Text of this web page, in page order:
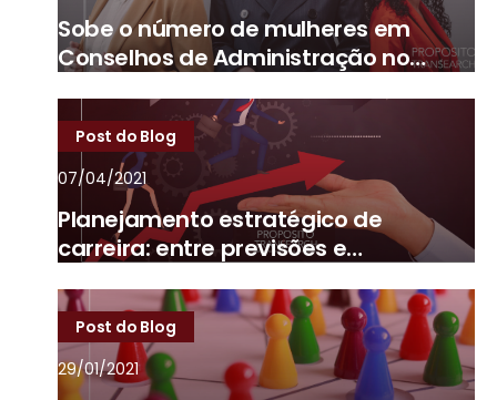
Sobe o número de mulheres em
Conselhos de Administração no
Post do Blog
07/04/2021
Planejamento estratégico de
carreira: entre previsões e
Post do Blog
29/01/2021